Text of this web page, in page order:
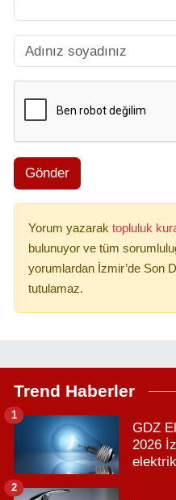
Gönder
Yorum yazarak topluluk
bulunuyor ve tüm
yorumlardan İzmir’de Son
tutulamaz.
Trend Haberler
GDZ
2026
1
2